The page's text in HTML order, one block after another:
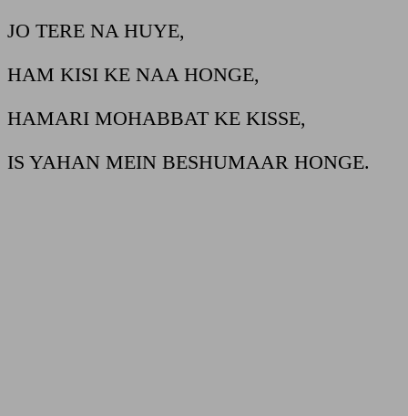
JO TERE NA HUYE,
HAM KISI KE NAA HONGE,
HAMARI MOHABBAT KE KISSE,
IS YAHAN MEIN BESHUMAAR HONGE.